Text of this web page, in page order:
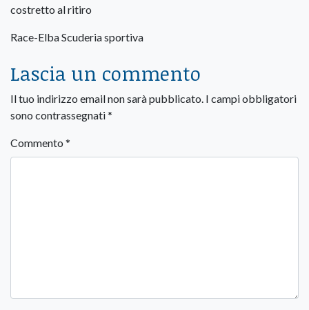
costretto al ritiro
Race-Elba Scuderia sportiva
Lascia un commento
Il tuo indirizzo email non sarà pubblicato. I campi obbligatori
sono contrassegnati*
Commento *